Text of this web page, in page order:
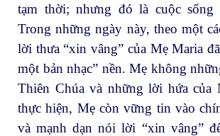
tạm thời; nhưng đó là cuộc sống
Trong những ngày này, theo một
lời thưa “xin vâng” của Mẹ Maria
một bản nhạc” nền. Mẹ không
Thiên Chúa và những lời hứa của
thực hiện, Mẹ còn vững tin vào
và mạnh dạn nói lời “xin vâng”